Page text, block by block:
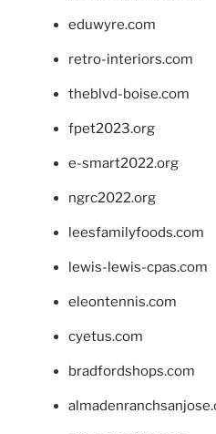
eduwyre.com
retro-interiors.com
theblvd-boise.com
fpet2023.org
e-smart2022.org
ngrc2022.org
leesfamilyfoods.com
lewis-lewis-cpas.com
eleontennis.com
cyetus.com
bradfordshops.com